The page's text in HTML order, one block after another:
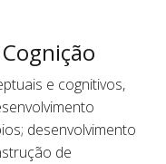
e cognitivos,
desenvolvimento
de